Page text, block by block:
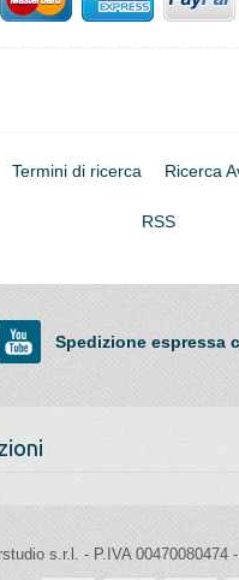
Termini di ricerca Ricerca
RSS
Spedizione espressa
s.r.l. - P.IVA 00470080474